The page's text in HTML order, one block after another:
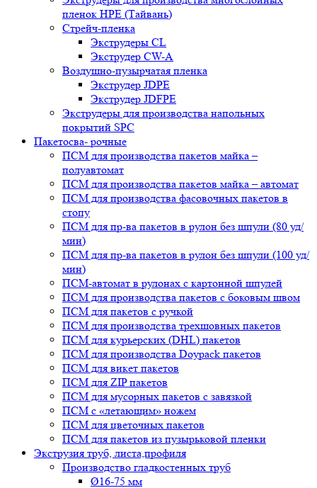
пленок HPE (Тайвань)
Стрейч-пленка
Экструдеры CL
Экструдер CW-A
Воздушно-пузырчатая пленка
Экструдер JDPE
Экструдер JDFPE
Экструдеры для производства напольных
покрытий SPC
Пакетосва- рочные
ПСМ для производства пакетов майка –
полуавтомат
ПСМ для производства пакетов майка – автомат
ПСМ для производства фасовочных пакетов в
стопу
ПСМ для пр-ва пакетов в рулон без шпули (80 уд/
мин)
ПСМ для пр-ва пакетов в рулон без шпули (100 уд/
мин)
ПСМ-автомат в рулонах с картонной шпулей
ПСМ для производства пакетов с боковым швом
ПСМ для пакетов с ручкой
ПСМ для производства трехшовных пакетов
ПСМ для курьерских (DHL) пакетов
ПСМ для производства Doypack пакетов
ПСМ для викет пакетов
ПСМ для ZIP пакетов
ПСМ для мусорных пакетов с завязкой
ПСМ с «летающим» ножем
ПСМ для цветочных пакетов
ПСМ для пакетов из пузырьковой пленки
Экструзия труб, листа,профиля
Производство гладкостенных труб
Ø16-75 мм